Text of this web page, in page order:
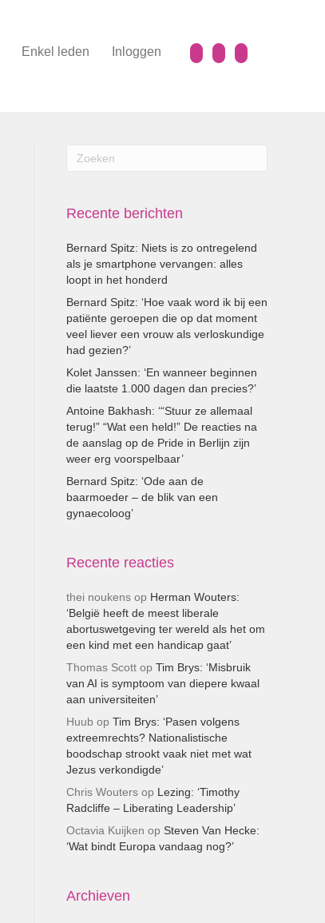
Enkel leden Inloggen
Recente berichten
Bernard Spitz: Niets is zo ontregelend
als je smartphone vervangen: alles
loopt in het honderd
Bernard Spitz: ‘Hoe vaak word ik bij een
patiënte geroepen die op dat moment
veel liever een vrouw als verloskundige
had gezien?’
Kolet Janssen: ‘En wanneer beginnen
die laatste 1.000 dagen dan precies?’
Antoine Bakhash: ‘“Stuur ze allemaal
terug!” “Wat een held!” De reacties na
de aanslag op de Pride in Berlijn zijn
weer erg voorspelbaar’
Bernard Spitz: ‘Ode aan de
baarmoeder – de blik van een
gynaecoloog’
Recente reacties
thei noukensop Herman Wouters:
‘België heeft de meest liberale
abortuswetgeving ter wereld als het om
een kind met een handicap gaat’
Thomas Scottop Tim Brys: ‘Misbruik
van AI is symptoom van diepere kwaal
aan universiteiten’
Huub op Tim Brys: ‘Pasen volgens
extreemrechts? Nationalistische
boodschap strookt vaak niet met wat
Jezus verkondigde’
Chris Woutersop Lezing: ‘Timothy
Radcliffe – Liberating Leadership’
Octavia Kuijken op Steven Van Hecke:
‘Wat bindt Europa vandaag nog?’
Archieven